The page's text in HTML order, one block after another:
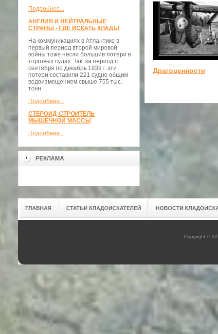
Подробнее...
АНГЛИЯ И НЕЙТРАЛЬНЫЕ
СТРАНЫ - ГДЕ ИСКАТЬ КЛАДЫ
На коммуникациях в Атлантике в
первый период второй мировой
войны тоже несли большие потери в
торговых судах. Так, за период с
сентября по декабрь 1939 г. эти
потери составили 221 судно общим
водоизмещением свыше 755 тыс.
тонн
Подробнее...
СТЕРОИД-СТРОИТЕЛЬ
МЫШЕЧНОЙ МАССЫ
Подробнее...
РЕКЛАМА
Драгоценности
ГЛАВНАЯ СТАТЬИ КЛАДОИСКАТЕЛЕЙ НОВОСТИ
Copyright ©